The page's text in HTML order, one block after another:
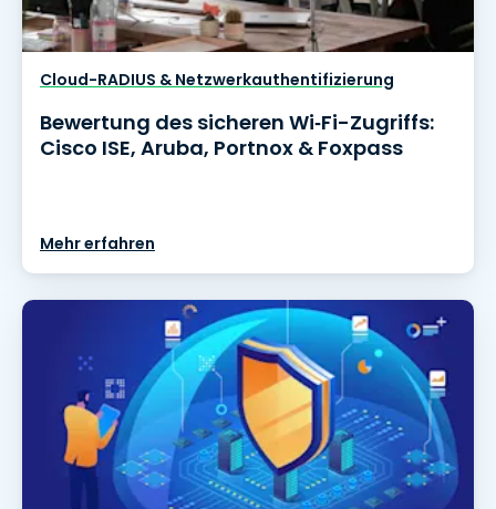
Cloud-RADIUS & Netzwerkauthentifizierung
Bewertung des sicheren Wi‑Fi-Zugriffs:
Cisco ISE, Aruba, Portnox & Foxpass
Mehr erfahren